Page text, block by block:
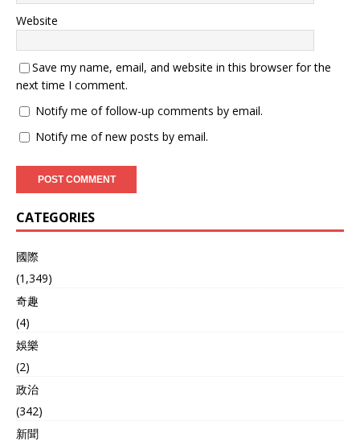
Website
Save my name, email, and website in this browser for the
next time I comment.
Notify me of follow-up comments by email.
Notify me of new posts by email.
CATEGORIES
國際
(1,349)
奇趣
(4)
娛樂
(2)
政治
(342)
新聞